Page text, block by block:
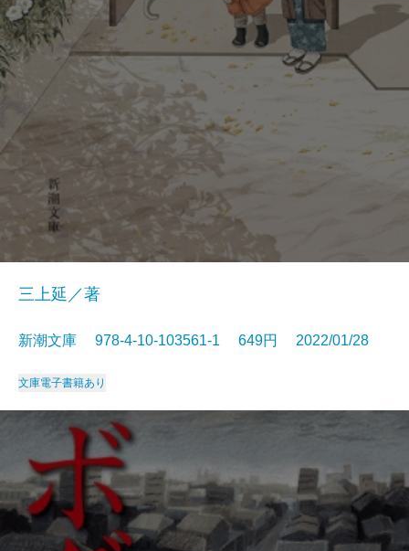
三上延／著
新潮文庫 978-4-10-103561-1 649円 2022/01/28
文庫電子書籍あり